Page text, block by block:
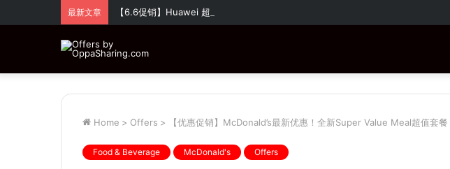
最新文章 【6.6促销】Huawei 超值优惠！全场折扣高达RM1,000！购买指定商品还有免费赠
Home > Offers > 【优惠促销】McDonald’s最新优惠！全新Super Value Meal超值套餐
Food & Beverage McDonald's Offers